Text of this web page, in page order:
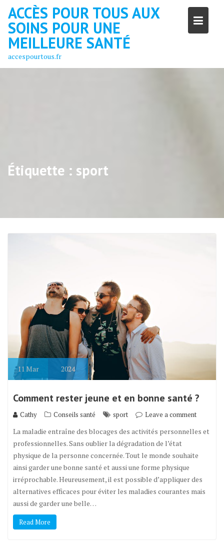
Skip
content
ACCÈS POUR TOUS AUX
SOINS POUR UNE
MEILLEURE SANTÉ
accespourtous.fr
Étiquette : sport
11Mar 2024
Comment rester jeune et en bonne santé ?
Cathy Conseils santé sport Leave a comment
La maladie entraîne des blocages des activités personnelles et
professionnelles. Sans oublier la dégradation de l’état
physique de la personne concernée. Tout le monde souhaite
ainsi garder une bonne santé et aussi une forme physique
irréprochable. Heureusement, il est possible d’appliquer des
alternatives efficaces pour éviter les maladies courantes mais
aussi de garder une belle…
Read More